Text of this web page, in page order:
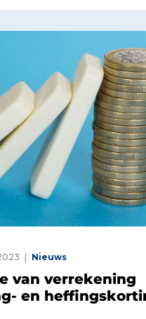
Nieuws
van verrekening
en